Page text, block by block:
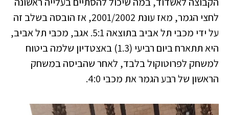
לחצי הגמר, מאז עונת 2001/2002, אז הובסה בשלב זה
על ידי מכבי תל אביב בתוצאה 5:1. אגב, מכבי תל אביב,
היא תתארח ביום רביעי (1.3) באצטדיון שלמה ביטוח
למשחק לפרוטוקול בלבד, לאחר שהביסה במשחק
הראשון של רבע הגמר את מכבי 4:0.